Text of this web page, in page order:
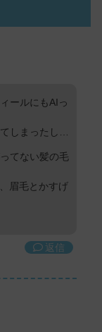
ールにもAIっ
しまったし…
てない髪の毛
眉毛とかすげ
返信